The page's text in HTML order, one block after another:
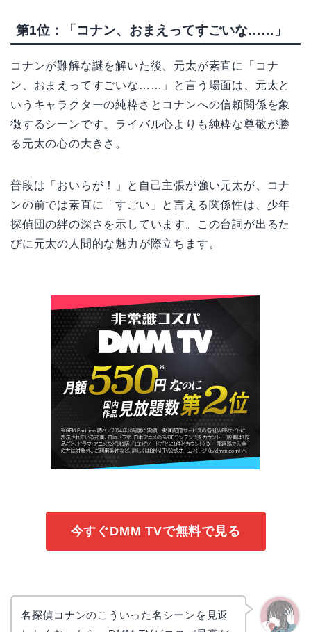
第1位：「コナン、おまえってすごいな……」
コナンが難解な謎を解いた後、元太が素直に「コナ
ン、おまえってすごいな……」と言う場面は、元太と
いうキャラクターの純粋さとコナンへの信頼関係を象
徴するシーンです。ライバル心よりも純粋な尊敬が勝
る元太の心の大きさ。
普段は「おいらが！」と自己主張が強い元太が、コナ
ンの前では素直に「すごい」と言える関係性は、少年
探偵団の絆の深さを示しています。この台詞が出るた
びに元太の人間的な魅力が際立ちます。
今すぐDMM TVで無料で見る
名探偵コナンのこういった名シーンを見返